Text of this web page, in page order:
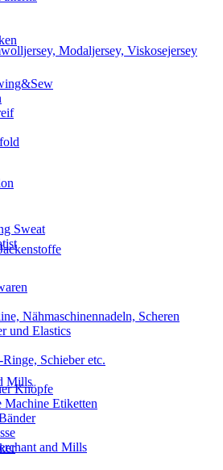
Modaljersey, Viskosejersey
Mills
Sweat
Nähmaschinennadeln, Scheren
und Elastics
Schieber etc.
Knöpfe
Machine Etiketten
and Mills